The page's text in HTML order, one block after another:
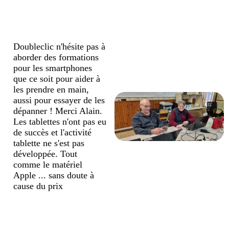
Doubleclic n'hésite pas à
aborder des formations
pour les smartphones
que ce soit pour aider à
les prendre en main,
aussi pour essayer de les
dépanner ! Merci Alain.
Les tablettes n'ont pas eu
de succès et l'activité
tablette ne s'est pas
développée. Tout
comme le matériel
Apple ... sans doute à
cause du prix